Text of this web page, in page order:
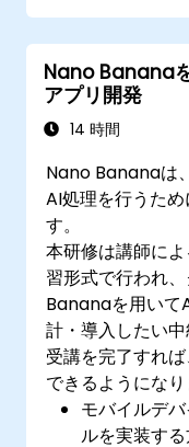
Nano Banana
アプリ開発
14 時間
Nano Bananaは
AI処理を行うた
す。
本研修は講師に
習形式で行われ
Bananaを用いて
計・導入したい中
受講を完了すれ
できるようになり
モバイルデ
ルを実装す